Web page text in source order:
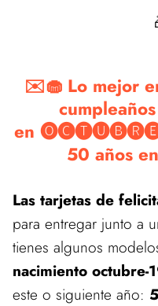
✉️🧁 Lo mejor
en 🅞🅒🅣🅤🅑🅡🅔
50 años
Las tarjetas de
para entregar junto a
tienes algunos
nacimiento octubre-
este o siguiente año: